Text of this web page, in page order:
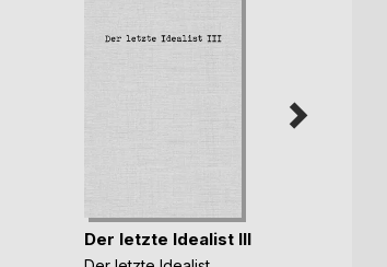
Der letzte Idealist III